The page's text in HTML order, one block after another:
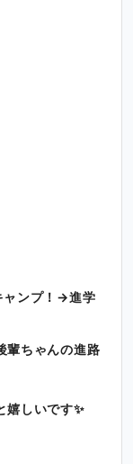
ンプ！→進学
輩ちゃんの進路
嬉しいです✨